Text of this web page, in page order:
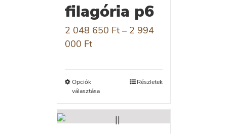
filagória p6
2 048 650 Ft– 2 994
000 Ft
Opciók
választása
Részletek